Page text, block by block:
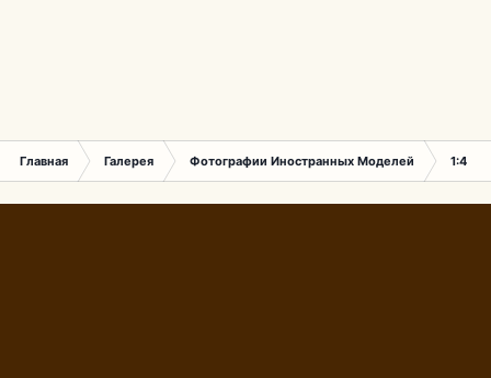
Главная Галерея Фотографии Иностранных Моделей 1:43